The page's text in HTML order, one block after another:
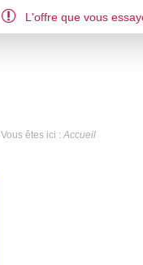
DE EN FR
Vous êtes ici : Accueil
L'offre que vous